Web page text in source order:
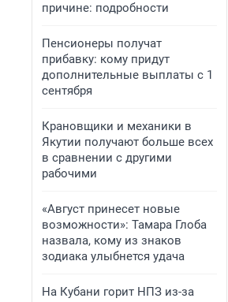
причине: подробности
Пенсионеры получат
прибавку: кому придут
дополнительные выплаты с 1
сентября
Крановщики и механики в
Якутии получают больше всех
в сравнении с другими
рабочими
«Август принесет новые
возможности»: Тамара Глоба
назвала, кому из знаков
зодиака улыбнется удача
На Кубани горит НПЗ из-за